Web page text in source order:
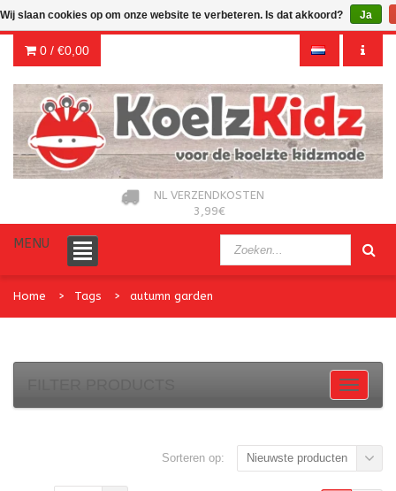
0 / €0,00
NL VERZENDKOSTEN
3,99€
MENU
Home Tags autumn garden
Sorteren op: Nieuwste producten
Wij slaan cookies op om onze website te verbeteren. Is dat akkoord? Ja